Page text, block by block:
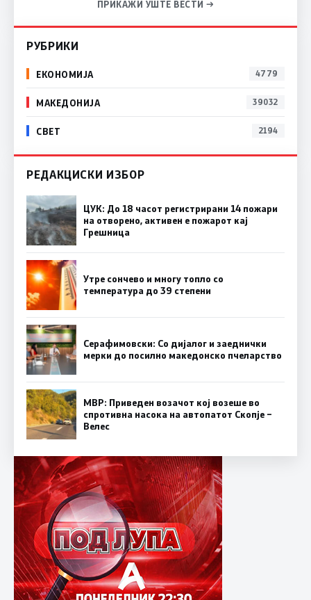
ПРИКАЖИ УШТЕ ВЕСТИ →
РУБРИКИ
ЕКОНОМИЈА 4779
МАКЕДОНИЈА 39032
СВЕТ 2194
РЕДАКЦИСКИ ИЗБОР
ЦУК: До 18 часот регистрирани 14 пожари
на отворено, активен е пожарот кај
Грешница
Утре сончево и многу топло со
температура до 39 степени
Серафимовски: Со дијалог и заеднички
мерки до посилно македонско пчеларство
МВР: Приведен возачот кој возеше во
спротивна насока на автопатот Скопје –
Велес